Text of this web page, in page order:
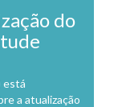
do
está
a atualização